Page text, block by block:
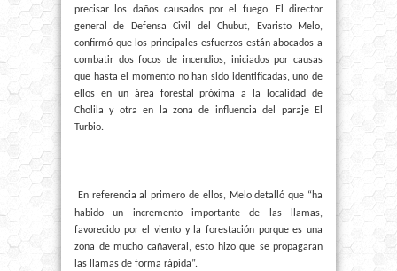
precisar los daños causados por el fuego.
El director
general de Defensa Civil del Chubut, Evaristo Melo,
confirmó que los principales esfuerzos están abocados a
combatir dos focos de incendios, iniciados por causas
que hasta el momento no han sido identificadas, uno de
ellos en un área forestal próxima a la localidad de
Cholila y otra en la zona de influencia del paraje El
Turbio.
En referencia al primero de ellos, Melo detalló que “ha
habido un incremento importante de las llamas,
favorecido por el viento y la forestación porque es una
zona de mucho cañaveral, esto hizo que se propagaran
las llamas de forma rápida”.